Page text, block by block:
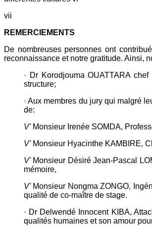
vii
REMERCIEMENTS
De nombreuses personnes ont
reconnaissance et notre gratitude. Ainsi,
· Dr Korodjouma OUATTARA
structure;
· Aux membres du jury qui malgré
de:
V' Monsieur Irenée SOMDA,
V' Monsieur Hyacinthe KAMBIRE,
V' Monsieur Désiré Jean-Pascal
mémoire,
V' Monsieur Nongma ZONGO,
qualité de co-maître de stage.
· Dr Delwendé Innocent KIBA,
qualités humaines et son amour